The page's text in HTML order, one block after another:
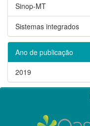
Sinop-MT
Sistemas integrados
Ano de publicação
2019